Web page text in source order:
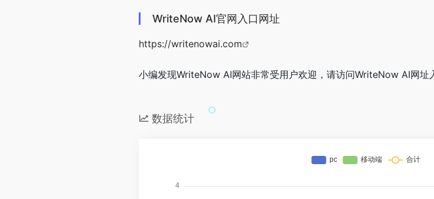
WriteNow AI官网入口网址
https://writenowai.com
小编发现WriteNow AI网站非常受用户欢迎，请访问WriteNow AI网址
数据统计